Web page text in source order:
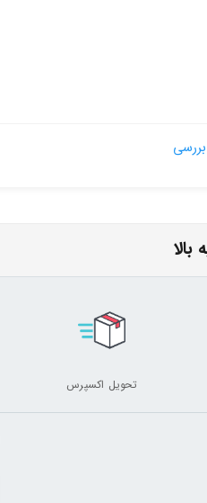
تر به انرژی تبدیل شود.
تحویل اکسپرس